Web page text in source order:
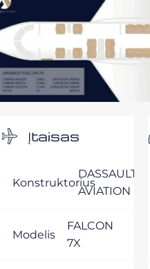
Įtaisas
Konstruktorius
DASSAULT
AVIATION
Modelis
FALCON
7X